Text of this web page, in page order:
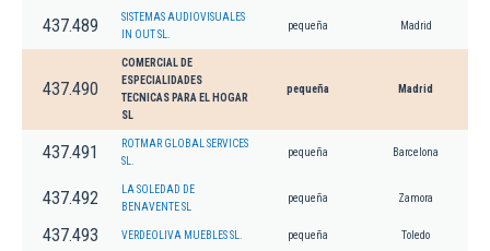
437.489
SISTEMAS AUDIOVISUALES
IN OUT SL.
pequeña Madrid
437.490
COMERCIAL DE
ESPECIALIDADES
TECNICAS PARA EL HOGAR
SL
pequeña Madrid
437.491
ROTMAR GLOBAL SERVICES
SL.
pequeña Barcelona
437.492
LA SOLEDAD DE
BENAVENTE SL
pequeña Zamora
437.493 VERDEOLIVA MUEBLES SL. pequeña Toledo